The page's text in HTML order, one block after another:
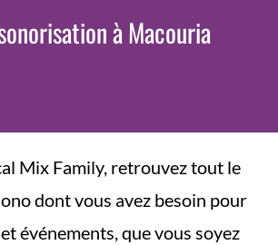
à Macouria
Mix Family, retrouvez tout le
dont vous avez besoin pour
événements, que vous soyez